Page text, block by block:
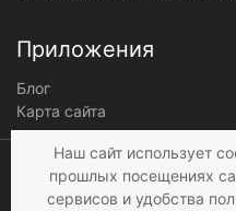
Приложения
Блог
Карта сайта
Наш сайт использует
прошлых посещениях
сервисов и удобства